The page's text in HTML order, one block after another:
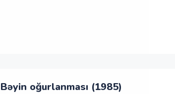
Bəyin oğurlanması (1985)